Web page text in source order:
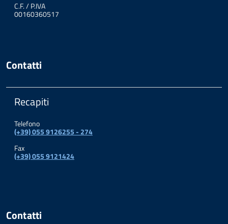
C.F. / P.IVA
00160360517
Contatti
Recapiti
Telefono
(+39) 055 9126255 - 274
Fax
(+39) 055 9121424
Contatti